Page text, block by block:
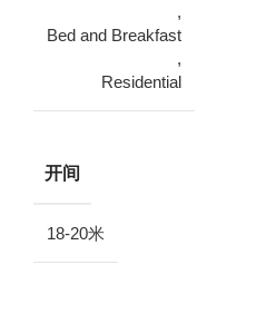
,
Bed and Breakfast
,
Residential
开间
18-20米